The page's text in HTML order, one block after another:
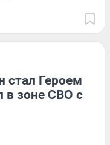
стал Героем
в зоне СВО с